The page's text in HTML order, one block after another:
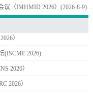
议（IMHMID 2026） (2026-8-9)
）
(ISCME 2026)
2026）
2026）